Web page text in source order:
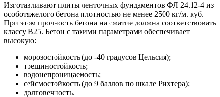
Изготавливают плиты ленточных фундаментов ФЛ 24.12-4 из
особотяжелого бетона плотностью не менее 2500 кг/м. куб.
При этом прочность бетона на сжатие должна соответствовать
классу В25. Бетон с такими параметрами обеспечивает
высокую:
морозостойкость (до -40 градусов Цельсия);
трещиностойкость;
водонепроницаемость;
сейсмостойкость (до 9 баллов по шкале Рихтера);
долговечность.